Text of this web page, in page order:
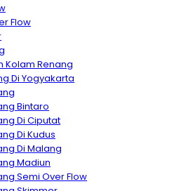
Flow
Kolam Renang
Di Yogyakarta
Bintaro
Di Ciputat
Di Kudus
Di Malang
Madiun
Semi Over Flow